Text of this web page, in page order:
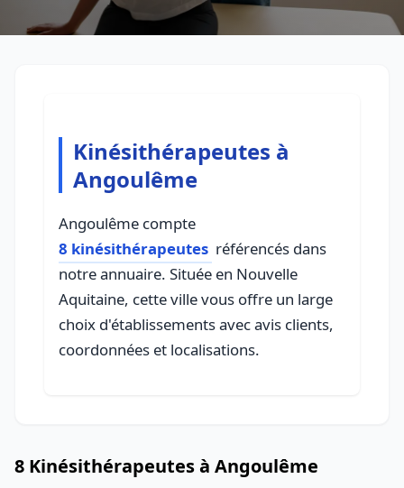
Kinésithérapeutes à
Angoulême
Angoulême compte
8 kinésithérapeutes référencés dans
notre annuaire. Située en Nouvelle
Aquitaine, cette ville vous offre un large
choix d'établissements avec avis clients,
coordonnées et localisations.
8 Kinésithérapeutes à Angoulême